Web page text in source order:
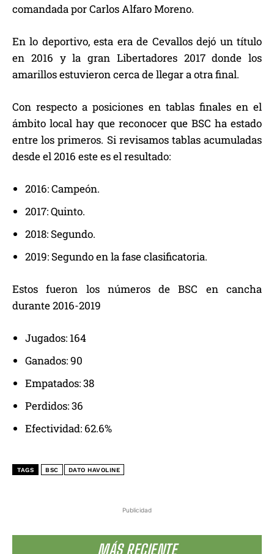
Publicidad
MÁS RECIENTE
comandada por Carlos Alfaro Moreno.
En lo deportivo, esta era de Cevallos dejó un título
en 2016 y la gran Libertadores 2017 donde los
amarillos estuvieron cerca de llegar a otra final.
Con respecto a posiciones en tablas finales en el
ámbito local hay que reconocer que BSC ha estado
entre los primeros. Si revisamos tablas acumuladas
desde el 2016 este es el resultado:
2016: Campeón.
2017: Quinto.
2018: Segundo.
2019: Segundo en la fase clasificatoria.
Estos fueron los números de BSC en cancha
durante 2016-2019
Jugados: 164
Ganados: 90
Empatados: 38
Perdidos: 36
Efectividad: 62.6%
TAGS BSC DATO HAVOLINE